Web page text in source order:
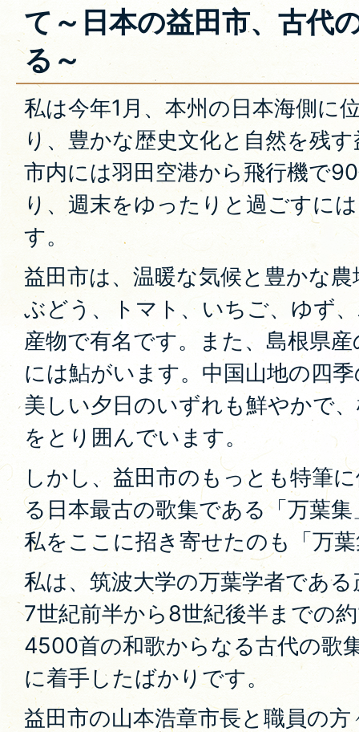
て～日本の益田市、古代
る～
私は今年1月、本州の日本海側に
り、豊かな歴史文化と自然を残
市内には羽田空港から飛行機で
り、週末をゆったりと過ごすに
す。
益田市は、温暖な気候と豊かな
ぶどう、トマト、いちご、ゆず
産物で有名です。また、島根県
には鮎がいます。中国山地の四
美しい夕日のいずれも鮮やかで
をとり囲んでいます。
しかし、益田市のもっとも特筆
る日本最古の歌集である「万葉
私をここに招き寄せたのも「万
私は、筑波大学の万葉学者であ
7世紀前半から8世紀後半までの
4500首の和歌からなる古代の歌
に着手したばかりです。
益田市の山本浩章市長と職員の